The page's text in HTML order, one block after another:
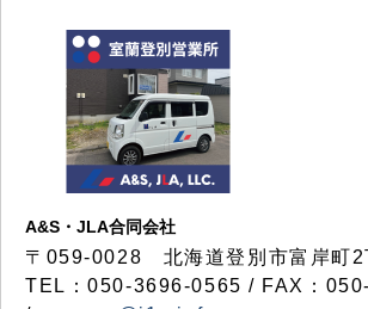
A&S・JLA合同会社
〒 059-0028 北海道登別市富岸町2
TEL：050-3696-0565 / FAX：